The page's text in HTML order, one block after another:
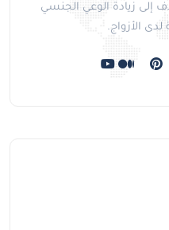
إلى زيادة الوعي الجنسي
لدى الأزواج.